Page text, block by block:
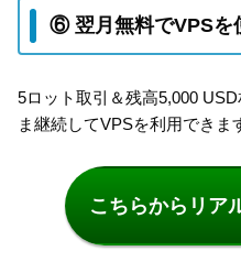
⑥ 翌月無料でVPSを
5ロット取引＆残高5,000
ま継続してVPSを利用できま
こちらからリア